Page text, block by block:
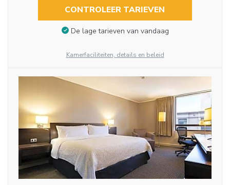
CONTROLEER TARIEVEN
De lage tarieven van vandaag
Kamerfaciliteiten, details en beleid